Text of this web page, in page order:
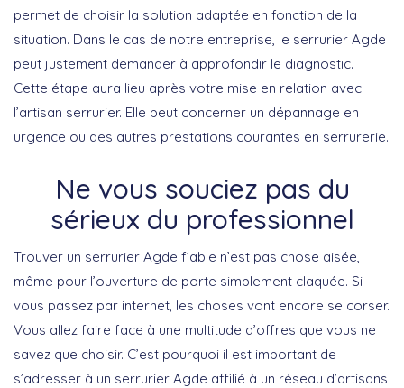
permet de choisir la solution adaptée en fonction de la
situation. Dans le cas de notre entreprise, le serrurier Agde
peut justement demander à approfondir le diagnostic.
Cette étape aura lieu après votre mise en relation avec
l’artisan serrurier. Elle peut concerner un dépannage en
urgence ou des autres prestations courantes en serrurerie.
Ne vous souciez pas du
sérieux du professionnel
Trouver un serrurier Agde fiable n’est pas chose aisée,
même pour l’ouverture de porte simplement claquée. Si
vous passez par internet, les choses vont encore se corser.
Vous allez faire face à une multitude d’offres que vous ne
savez que choisir. C’est pourquoi il est important de
s’adresser à un serrurier Agde affilié à un réseau d’artisans